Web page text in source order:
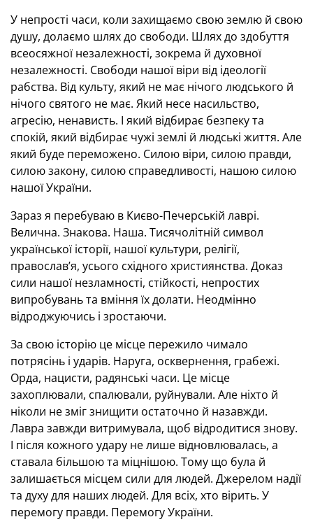
У непрості часи, коли захищаємо свою землю й свою
душу, долаємо шлях до свободи. Шлях до здобуття
всеосяжної незалежності, зокрема й духовної
незалежності. Свободи нашої віри від ідеології
рабства. Від культу, який не має нічого людського й
нічого святого не має. Який несе насильство,
агресію, ненависть. І який відбирає безпеку та
спокій, який відбирає чужі землі й людські життя. Але
який буде переможено. Силою віри, силою правди,
силою закону, силою справедливості, нашою силою
нашої України.
Зараз я перебуваю в Києво-Печерській лаврі.
Велична. Знакова. Наша. Тисячолітній символ
української історії, нашої культури, релігії,
православ’я, усього східного християнства. Доказ
сили нашої незламності, стійкості, непростих
випробувань та вміння їх долати. Неодмінно
відроджуючись і зростаючи.
За свою історію це місце пережило чимало
потрясінь і ударів. Наруга, осквернення, грабежі.
Орда, нацисти, радянські часи. Це місце
захоплювали, спалювали, руйнували. Але ніхто й
ніколи не зміг знищити остаточно й назавжди.
Лавра завжди витримувала, щоб відродитися знову.
І після кожного удару не лише відновлювалась, а
ставала більшою та міцнішою. Тому що була й
залишається місцем сили для людей. Джерелом надії
та духу для наших людей. Для всіх, хто вірить. У
перемогу правди. Перемогу України.